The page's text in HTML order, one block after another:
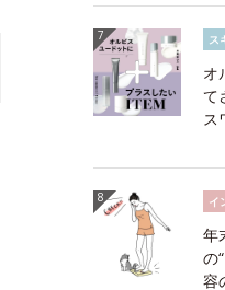
ス
オ
て
ス
イ
年
の
容